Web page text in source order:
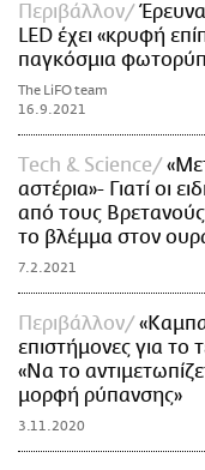
Περιβάλλον
LED έχει «κρυφή
παγκόσμια
The LiFO team
16.9.2021
Τech & Science
αστέρια»- Γιατί οι
από τους
το βλέμμα στον
7.2.2021
Περιβάλλον
επιστήμονες για το
«Να το
μορφή ρύπανσης»
3.11.2020